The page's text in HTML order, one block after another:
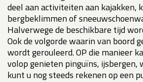
deel aan activiteiten aan kajakken,
bergbeklimmen of
Halverwege de beschikbare tijd
Ook de volgorde waarin van boord
wordt gerouleerd. OP die manieer
volop genieten pinguïns, ijsbergen,
kunt u nog steeds rekenen op een